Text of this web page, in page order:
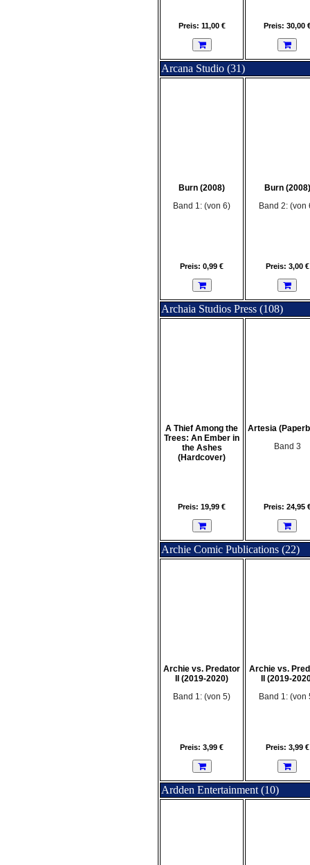
Preis: 11,00 € Preis: 30,00
Arcana Studio (31)
Burn (2008)
Band 1: (von 6)
Preis: 0,99 €
Burn (2008)
Band 2: (von
Preis: 3,00 €
Archaia Studios Press (108)
A Thief Among the
Trees: An Ember in
the Ashes
(Hardcover)
Preis: 19,99 €
Artesia
Band 3
Preis: 24,95
Archie Comic Publications (22)
Archie vs. Predator
II (2019-2020)
Band 1: (von 5)
Preis: 3,99 €
Archie vs.
II (2019-
Band 1: (von
Preis: 3,99 €
Ardden Entertainment (10)